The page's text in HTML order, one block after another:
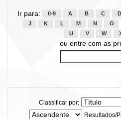
Ir para: 0-9 A B C D
J
K L M N O
U
V W
ou entre com as
Classificar por:
Resultados/